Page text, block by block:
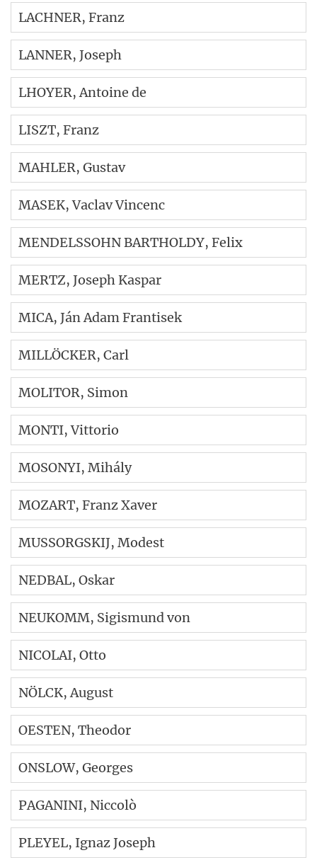
LACHNER, Franz
LANNER, Joseph
LHOYER, Antoine de
LISZT, Franz
MAHLER, Gustav
MASEK, Vaclav Vincenc
MENDELSSOHN BARTHOLDY, Felix
MERTZ, Joseph Kaspar
MICA, Ján Adam Frantisek
MILLÖCKER, Carl
MOLITOR, Simon
MONTI, Vittorio
MOSONYI, Mihály
MOZART, Franz Xaver
MUSSORGSKIJ, Modest
NEDBAL, Oskar
NEUKOMM, Sigismund von
NICOLAI, Otto
NÖLCK, August
OESTEN, Theodor
ONSLOW, Georges
PAGANINI, Niccolò
PLEYEL, Ignaz Joseph